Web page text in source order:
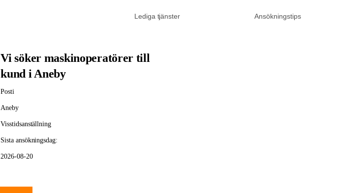
Lediga tjänster Ansökningstips
Vi söker maskinoperatörer till
kund i Aneby
Posti
Aneby
Visstidsanställning
Sista ansökningsdag:
2026-08-20